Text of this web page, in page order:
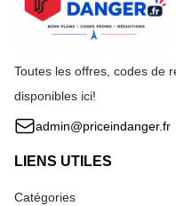
Toutes les offres, codes de
disponibles ici!
admin@priceindanger.fr
LIENS UTILES
Catégories